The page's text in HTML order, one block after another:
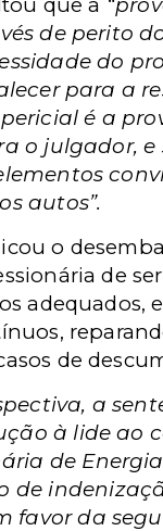
de perito
do
para a
é a
o julgador, e
autos”.
o
de
adequados,
de
a
à lide ao
de
de
favor da